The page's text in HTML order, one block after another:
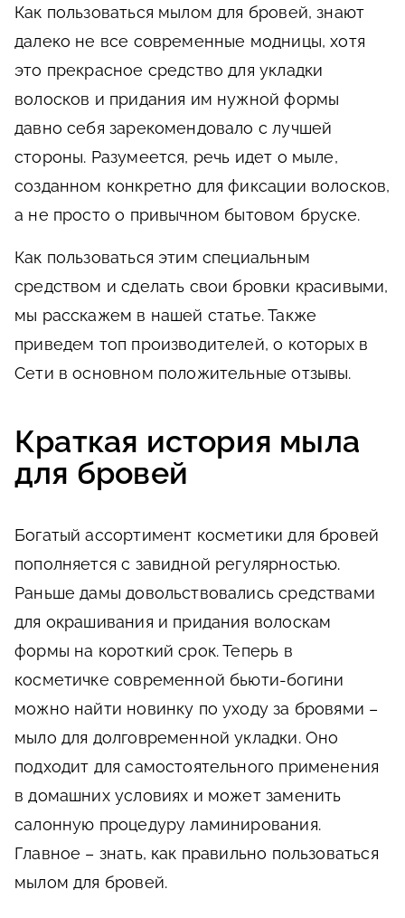
Как пользоваться мылом для бровей, знают
далеко не все современные модницы, хотя
это прекрасное средство для укладки
волосков и придания им нужной формы
давно себя зарекомендовало с лучшей
стороны. Разумеется, речь идет о мыле,
созданном конкретно для фиксации волосков,
а не просто о привычном бытовом бруске.
Как пользоваться этим специальным
средством и сделать свои бровки красивыми,
мы расскажем в нашей статье. Также
приведем топ производителей, о которых в
Сети в основном положительные отзывы.
Краткая история мыла
для бровей
Богатый ассортимент косметики для бровей
пополняется с завидной регулярностью.
Раньше дамы довольствовались средствами
для окрашивания и придания волоскам
формы на короткий срок. Теперь в
косметичке современной бьюти-богини
можно найти новинку по уходу за бровями –
мыло для долговременной укладки. Оно
подходит для самостоятельного применения
в домашних условиях и может заменить
салонную процедуру ламинирования.
Главное – знать, как правильно пользоваться
мылом для бровей.